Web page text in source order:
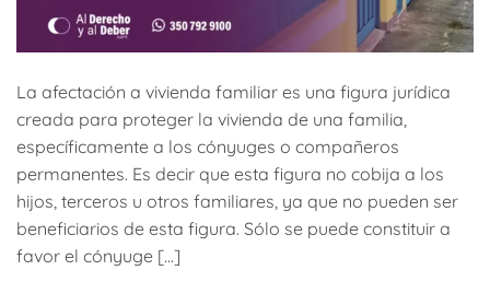
La afectación a vivienda familiar es una figura jurídica
creada para proteger la vivienda de una familia,
específicamente a los cónyuges o compañeros
permanentes. Es decir que esta figura no cobija a los
hijos, terceros u otros familiares, ya que no pueden ser
beneficiarios de esta figura. Sólo se puede constituir a
favor el cónyuge […]